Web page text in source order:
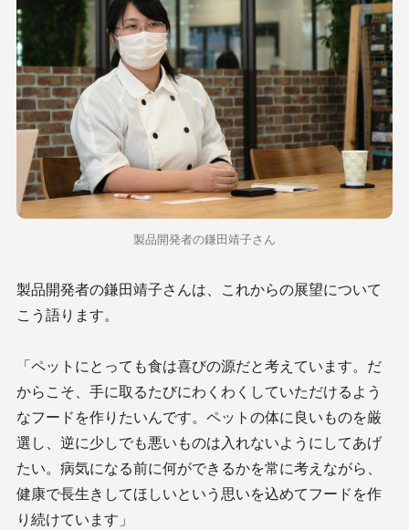
製品開発者の鎌田靖子さん
製品開発者の鎌田靖子さんは、これからの展望について
こう語ります。
「ペットにとっても食は喜びの源だと考えています。だ
からこそ、手に取るたびにわくわくしていただけるよう
なフードを作りたいんです。ペットの体に良いものを厳
選し、逆に少しでも悪いものは入れないようにしてあげ
たい。病気になる前に何ができるかを常に考えながら、
健康で長生きしてほしいという思いを込めてフードを作
り続けています」